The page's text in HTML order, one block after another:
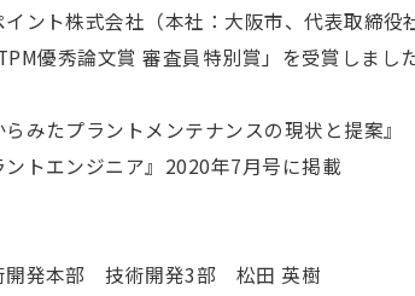
イント株式会社（本社：大阪市、代表取締
優秀論文賞 審査員特別賞」を受賞しまし
らみたプラントメンテナンスの現状と提案』
トエンジニア』2020年7月号に掲載
発本部 技術開発3部 松⽥ 英樹